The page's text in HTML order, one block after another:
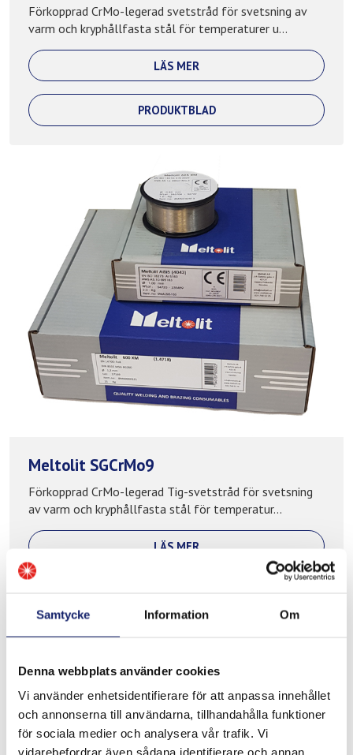
Samtycke Information Om
Denna webbplats använder cookies
Vi använder enhetsidentifierare för att anpassa innehållet
och annonserna till användarna, tillhandahålla funktioner
för sociala medier och analysera vår trafik. Vi
vidarebefordrar även sådana identifierare och annan
Förkopprad CrMo-legerad svetstråd för svetsning av
varm och kryphållfasta stål för temperaturer u...
LÄS MER
PRODUKTBLAD
Meltolit SGCrMo9
Förkopprad CrMo-legerad Tig-svetstråd för svetsning
av varm och kryphållfasta stål för temperatur...
LÄS MER